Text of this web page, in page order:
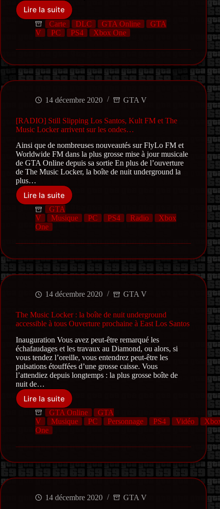
Lire la suite
La
Carte
de
Cayo
Carte DLC GTA Online
GTA
V
PC PS4 Xbox One
14 décembre 2020 GTA V
[RADIO] Still Slipping Los Santos, Kult FM et The
Music Locker arrivent sur les ondes…
Ainsi que de nombreuses nouveautés sur FlyLo FM et
Worldwide FM dans la plus grosse mise à jour musicale
de GTA Online depuis sa sortie En plus de l’ouverture
de The Music Locker, la boîte de nuit underground la
plus…
Lire la suite
[RADIO]
Still
Slipping
Los
Kult
The
Locker
sur
les
GTA
V
Musique PC PS4 Radio
Xbox
One
14 décembre 2020 GTA V
The Music Locker : la boîte de nuit underground
accessible à tous Ouverture prochaine à East Los Santos
Inauguration Vous avez peut-être remarqué les
échafaudages et les travaux au Diamond, ou alors, si
vous tendez l’oreille, vous entendrez peut-être les
pulsations étouffées d’une grosse caisse. Vous
l’attendiez depuis longtemps : la plus grosse boîte de
nuit de…
Lire la suite
The
Music
Locker
:
boîte
underground
à
GTA Online
GTA
V
Musique PC Personnage PS4 Vidéo
One
14 décembre 2020 GTA V